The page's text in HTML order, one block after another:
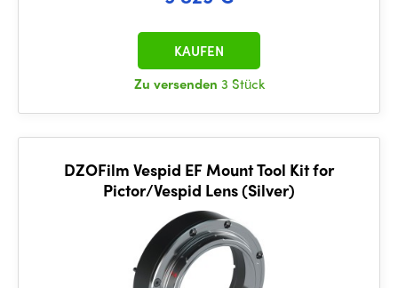
Zu versenden 3 Stück
KAUFEN
DZOFilm Vespid EF Mount Tool Kit for
Pictor/Vespid Lens (Silver)